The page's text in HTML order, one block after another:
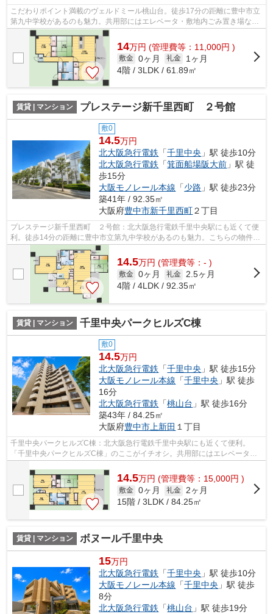
こだわりポイント満載のヴェルドミール桃山台。徒歩17分の距離に豊中市立
第九中学校があるのも魅力。共用部にはエレベータ・敷地内ごみ置き場など
が揃っております。防犯対策もバッチ...
14万円 (管理費等：11,000円 )
敷金 0ヶ月 礼金
1ヶ月
4階 / 3LDK / 61.89㎡
賃貸 | マンション プレステージ新千里西町 ２号館
敷0
14.5万円
北大阪急行電鉄 「千里中央 」駅 徒歩10分
北大阪急行電鉄 「箕面船場阪大前 」駅 徒
歩15分
大阪モノレール本線 「少路 」駅 徒歩23分
築41年 / 92.35㎡
大阪府豊中市新千里西町２丁目
プレステージ新千里西町 ２号館：北大阪急行電鉄千里中央駅にも近くて便
利。徒歩14分の距離に豊中市立第九中学校があるのも魅力。こちらの物件は
エレベーター付きです。防犯対策もバ...
14.5万円 (管理費等：- )
敷金 0ヶ月 礼金 2.5ヶ月
4階 / 4LDK / 92.35㎡
賃貸 | マンション 千里中央パークヒルズC棟
敷0
14.5万円
北大阪急行電鉄 「千里中央 」駅 徒歩15分
大阪モノレール本線 「千里中央 」駅 徒歩
16分
北大阪急行電鉄 「桃山台 」駅 徒歩16分
築43年 / 84.25㎡
大阪府豊中市 上新田 １丁目
千里中央パークヒルズC棟：北大阪急行電鉄千里中央駅にも近くて便利。
「千里中央パークヒルズC棟」のここがイチオシ。共用部にはエレベータ・
敷地内ごみ置き場などが備わっておりとて...
14.5万円 (管理費等：15,000円 )
敷金 0ヶ月 礼金
2ヶ月
15階 / 3LDK / 84.25㎡
賃貸 | マンション ボヌール千里中央
15万円
北大阪急行電鉄 「千里中央 」駅 徒歩10分
大阪モノレール本線 「千里中央 」駅 徒歩
8分
北大阪急行電鉄 「桃山台 」駅 徒歩19分